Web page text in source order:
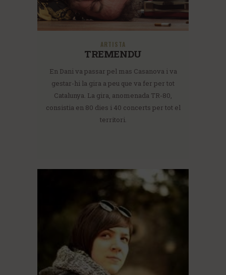
ARTISTA
TREMENDU
En Dani va passar pel mas Casanova i va
gestar-hi la gira a peu que va fer per tot
Catalunya. La gira, anomenada TR-80,
consistia en 80 dies i 40 concerts per tot el
territori.